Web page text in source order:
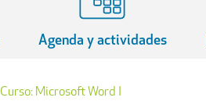
Agenda y actividades
Curso: Microsoft Word I